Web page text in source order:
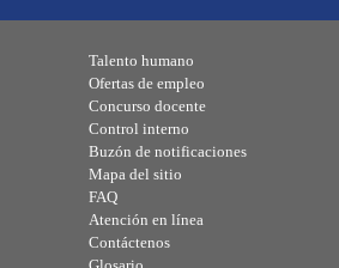
Talento humano
Ofertas de empleo
Concurso docente
Control interno
Buzón de notificaciones
Mapa del sitio
FAQ
Atención en línea
Contáctenos